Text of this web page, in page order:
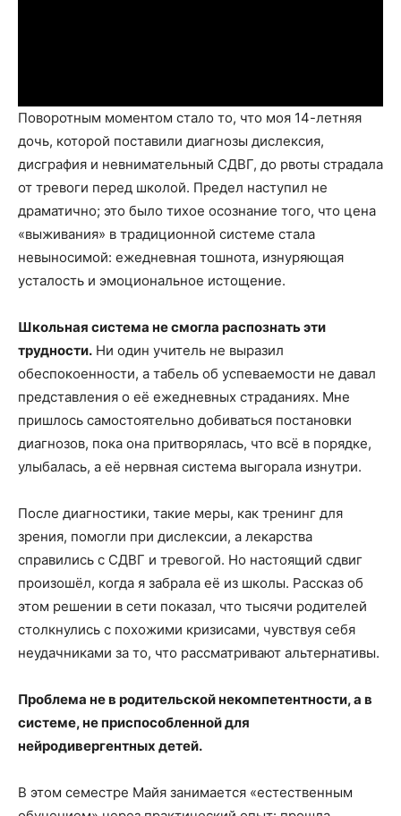
Поворотным моментом стало то, что моя 14-летняя
дочь, которой поставили диагнозы дислексия,
дисграфия и невнимательный СДВГ, до рвоты страдала
от тревоги перед школой. Предел наступил не
драматично; это было тихое осознание того, что цена
«выживания» в традиционной системе стала
невыносимой: ежедневная тошнота, изнуряющая
усталость и эмоциональное истощение.
Школьная система не смогла распознать эти
трудности. Ни один учитель не выразил
обеспокоенности, а табель об успеваемости не давал
представления о её ежедневных страданиях. Мне
пришлось самостоятельно добиваться постановки
диагнозов, пока она притворялась, что всё в порядке,
улыбалась, а её нервная система выгорала изнутри.
После диагностики, такие меры, как тренинг для
зрения, помогли при дислексии, а лекарства
справились с СДВГ и тревогой. Но настоящий сдвиг
произошёл, когда я забрала её из школы. Рассказ об
этом решении в сети показал, что тысячи родителей
столкнулись с похожими кризисами, чувствуя себя
неудачниками за то, что рассматривают альтернативы.
Проблема не в родительской некомпетентности, а в
системе, не приспособленной для
нейродивергентных детей.
В этом семестре Майя занимается «естественным